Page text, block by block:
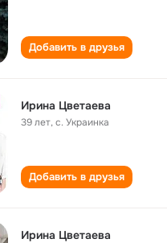
Добавить в друзья
Ирина Цветаева
39 лет,с. Украинка
Добавить в друзья
Ирина Цветаева